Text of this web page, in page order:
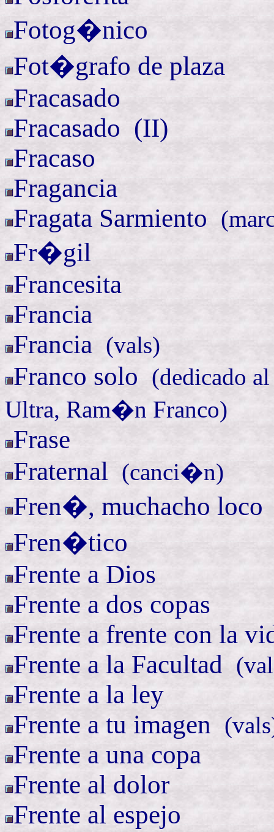
Fotog�nico
Fot�grafo de plaza
Fracasado
Fracasado (II)
Fracaso
Fragancia
Fragata Sarmiento (
Fr�gil
Francesita
Francia
Francia (vals)
Franco solo (dedicado
Ultra, Ram�n Franco)
Frase
Fraternal (canci�n)
Fren�, muchacho loco
Fren�tico
Frente a Dios
Frente a dos copas
Frente a frente con la
Frente a la Facultad (
Frente a la ley
Frente a tu imagen (
Frente a una copa
Frente al dolor
Frente al espejo